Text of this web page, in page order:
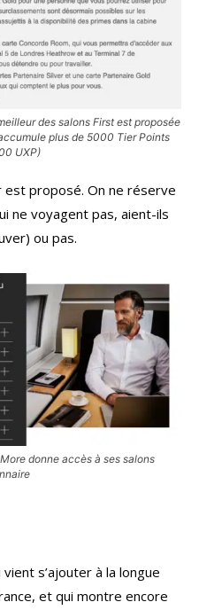
des salons Firstest proposée
plus de 5000 Tier Points
UXP)
est proposé. On ne réserve
ne voyagent pas, aient-ils
ou pas.
donne accès à ses salons
s’ajouter à la longue
et qui montre encore